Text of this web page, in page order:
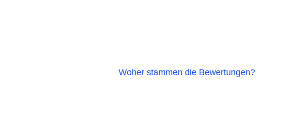
Woher stammen die Bewertungen?